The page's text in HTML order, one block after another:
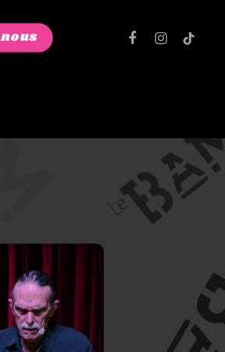
facebookinstagram
tiktok